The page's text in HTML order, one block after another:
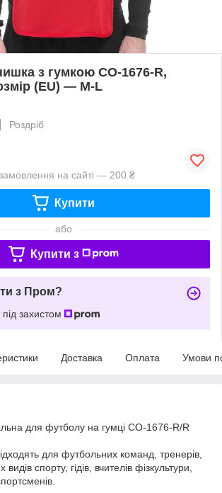
з гумкою CO-1676-R,
(EU) — M-L
Роздріб
на сайті — 200 ₴
Купити
або
Купити з
з Пром?
захистом
Доставка Оплата Умови
для футболу на гумці CO-1676-R/R
для футбольних команд, тренерів,
спорту, гідів, вчителів фізкультури,